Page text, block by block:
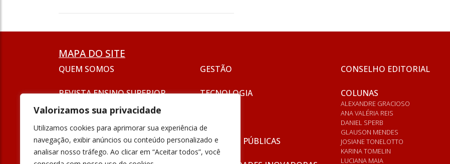
Valorizamos sua privacidade
Utilizamos cookies para aprimorar sua experiência de
navegação, exibir anúncios ou conteúdo personalizado e
analisar nosso tráfego. Ao clicar em “Aceitar todos”, você
MAPA DO SITE
QUEM SOMOS
REVISTA ENSINO SUPERIOR
SEJA UM ANUNCIANTE
FORMAÇÃO
INOVAÇÃO
GESTÃO
TECNOLOGIA
POLÍTICAS PÚBLICAS
CONSELHO EDITORIAL
COLUNAS
ALEXANDRE GRACIOSO
ANA VALÉRIA REIS
DANIEL SPERB
GLAUSON MENDES
JOSIANE TONELOTTO
KARINA TOMELIN
LUCIANA MAIA